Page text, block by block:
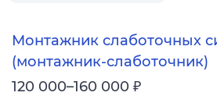
Монтажник слаботочных
(монтажник-слаботочник)
120 000–160 000 ₽